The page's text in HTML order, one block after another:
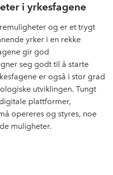
i yrkesfagene
og er et trygt
yrker i en rekke
gir god
seg godt til å starte
er også i stor grad
utviklingen. Tungt
plattformer,
opereres og styres, noe
muligheter.